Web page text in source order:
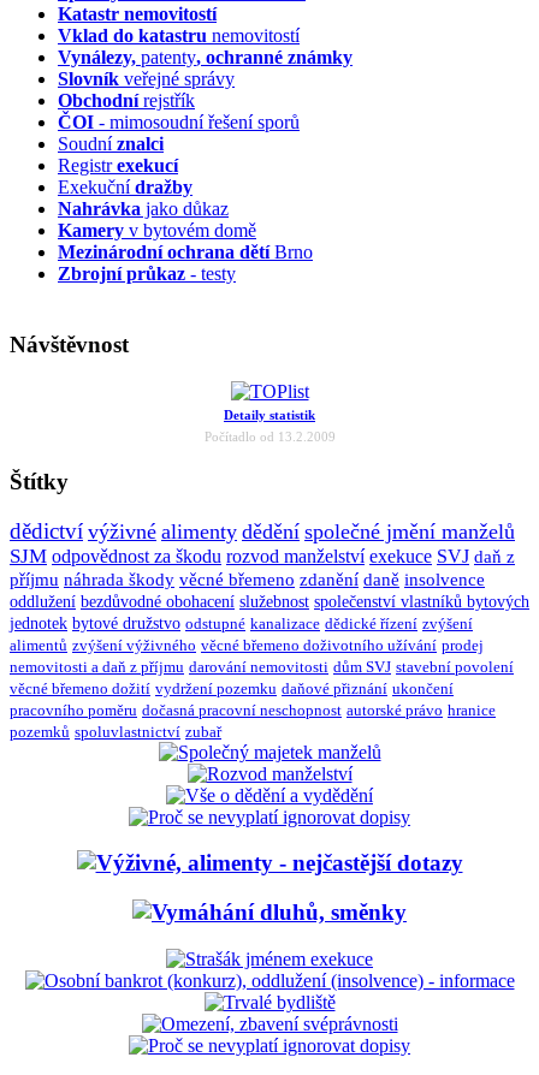
Katastr nemovitostí
Vklad do katastru nemovitostí
Vynálezy, patenty, ochranné známky
Slovník veřejné správy
Obchodnírejstřík
ČOI - mimosoudní řešení sporů
Soudníznalci
Registrexekucí
Exekučnídražby
Nahrávka jako důkaz
Kamery v bytovém domě
Mezinárodní ochrana dětíBrno
Zbrojní průkaz - testy
Návštěvnost
Detaily statistik
Počítadlo od 13.2.2009
Štítky
dědictví výživné alimenty dědění společné jmění manželů
SJM odpovědnost za škodu rozvod manželství exekuce SVJ daň z
příjmu náhrada škody věcné břemeno zdanění daně insolvence
oddlužení bezdůvodné obohacení služebnost společenství vlastníků bytových
jednotek bytové družstvo odstupné kanalizace dědické řízení zvýšení
alimentů zvýšení výživného věcné břemeno doživotního užívání prodej
nemovitosti a daň z příjmu darování nemovitosti dům SVJ stavební povolení
věcné břemeno dožití vydržení pozemku daňové přiznání ukončení
pracovního poměru dočasná pracovní neschopnost autorské právo hranice
pozemků spoluvlastnictví zubař